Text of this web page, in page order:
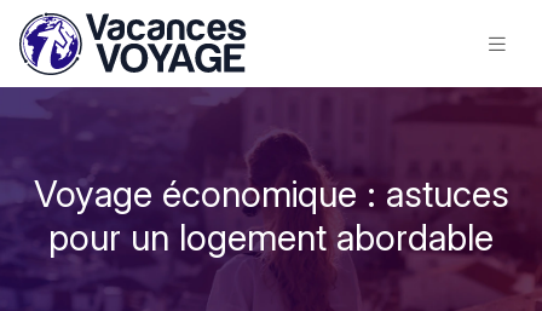
Voyage économique : astuces
pour un logement abordable